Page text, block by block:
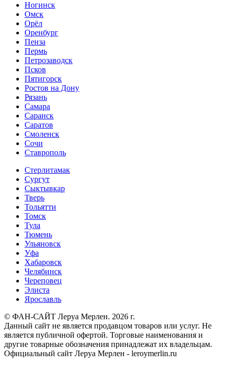
Ногинск
Омск
Орёл
Оренбург
Пенза
Пермь
Петрозаводск
Псков
Пятигорск
Ростов на Дону
Рязань
Самара
Саранск
Саратов
Смоленск
Сочи
Ставрополь
Стерлитамак
Сургут
Сыктывкар
Тверь
Тольятти
Томск
Тула
Тюмень
Ульяновск
Уфа
Хабаровск
Челябинск
Череповец
Элиста
Ярославль
© ФАН-САЙТ Леруа Мерлен. 2026 г.
Данный сайт не является продавцом товаров или услуг. Не
является публичной офертой. Торговые наименования и
другие товарные обозначения принадлежат их владельцам.
Официальный сайт Леруа Мерлен - leroymerlin.ru